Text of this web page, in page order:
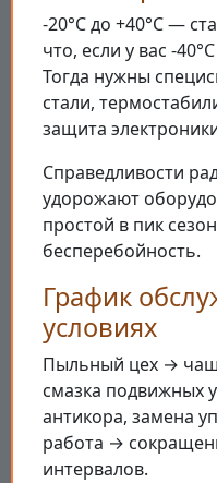
-20°С до +40°С —
что, если у вас -
Тогда нужны
стали,
защита
Справедливости
удорожают
простой в пик
бесперебойность.
График
условиях
Пыльный цех →
смазка подвижных
антикора, замена
работа →
интервалов.